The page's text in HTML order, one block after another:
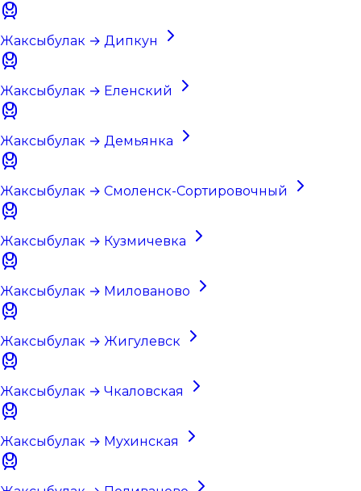
Жаксыбулак → Дипкун
Жаксыбулак → Еленский
Жаксыбулак → Демьянка
Жаксыбулак → Смоленск-Сортировочный
Жаксыбулак → Кузмичевка
Жаксыбулак → Милованово
Жаксыбулак → Жигулевск
Жаксыбулак → Чкаловская
Жаксыбулак → Мухинская